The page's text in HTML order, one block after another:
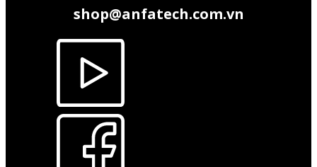
shop@anfatech.com.vn